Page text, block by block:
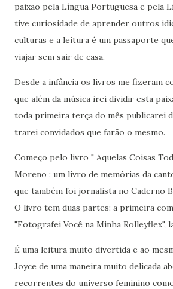
paixão pela Língua Portuguesa e pela
tive curiosidade de aprender outros
culturas e a leitura é um passaporte
viajar sem sair de casa.
Desde a infância os livros me fizeram
que além da música irei dividir esta
toda primeira terça do mês publicarei
trarei convidados que farão o mesmo.
Começo pelo livro " Aquelas Coisas
Moreno : um livro de memórias da
que também foi jornalista no Caderno
O livro tem duas partes: a primeira
"Fotografei Você na Minha Rolleyflex",
É uma leitura muito divertida e ao
Joyce de uma maneira muito delicada
recorrentes do universo feminino